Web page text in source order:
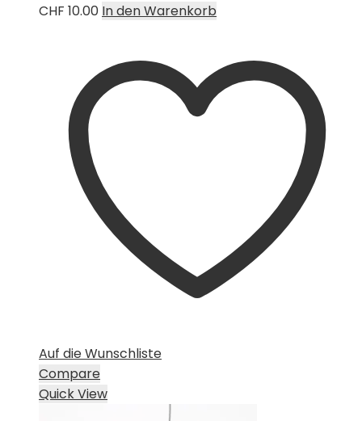
CHF 10.00 In den Warenkorb
Auf die Wunschliste
Compare
Quick View